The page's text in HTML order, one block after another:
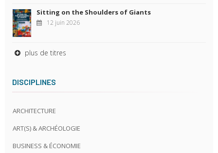
Sitting on the Shoulders of Giants
12 juin 2026
plus de titres
DISCIPLINES
ARCHITECTURE
ART(S) & ARCHÉOLOGIE
BUSINESS & ÉCONOMIE